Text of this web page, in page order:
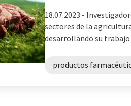
18.07.2023 -
sectores de la
desarrollando su trabajo
productos